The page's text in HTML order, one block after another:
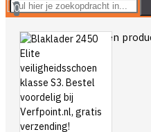
0
U heeft nog geen